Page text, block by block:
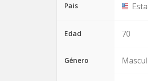
Pais
Edad 70
Género